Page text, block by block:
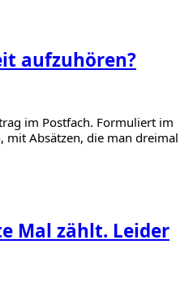
aufzuhören?
im Postfach. Formuliert im
mit Absätzen, die man dreimal
Mal zählt. Leider